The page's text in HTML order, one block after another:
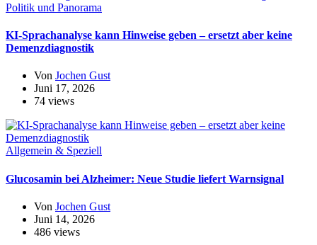
Politik und Panorama
KI-Sprachanalyse kann Hinweise geben – ersetzt aber keine
Demenzdiagnostik
Von Jochen Gust
Juni 17, 2026
74 views
Allgemein & Speziell
Glucosamin bei Alzheimer: Neue Studie liefert Warnsignal
Von Jochen Gust
Juni 14, 2026
486 views